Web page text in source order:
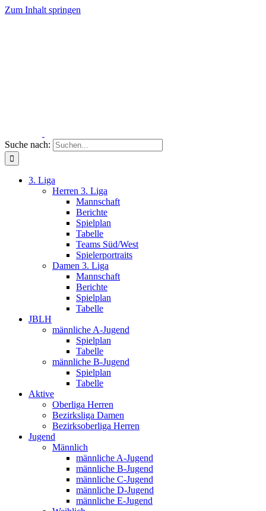
Zum Inhalt springen
Suche nach:
3. Liga
Herren 3. Liga
Mannschaft
Berichte
Spielplan
Tabelle
Teams Süd/West
Spielerportraits
Damen 3. Liga
Mannschaft
Berichte
Spielplan
Tabelle
JBLH
männliche A-Jugend
Spielplan
Tabelle
männliche B-Jugend
Spielplan
Tabelle
Aktive
Oberliga Herren
Bezirksliga Damen
Bezirksoberliga Herren
Jugend
Männlich
männliche A-Jugend
männliche B-Jugend
männliche C-Jugend
männliche D-Jugend
männliche E-Jugend